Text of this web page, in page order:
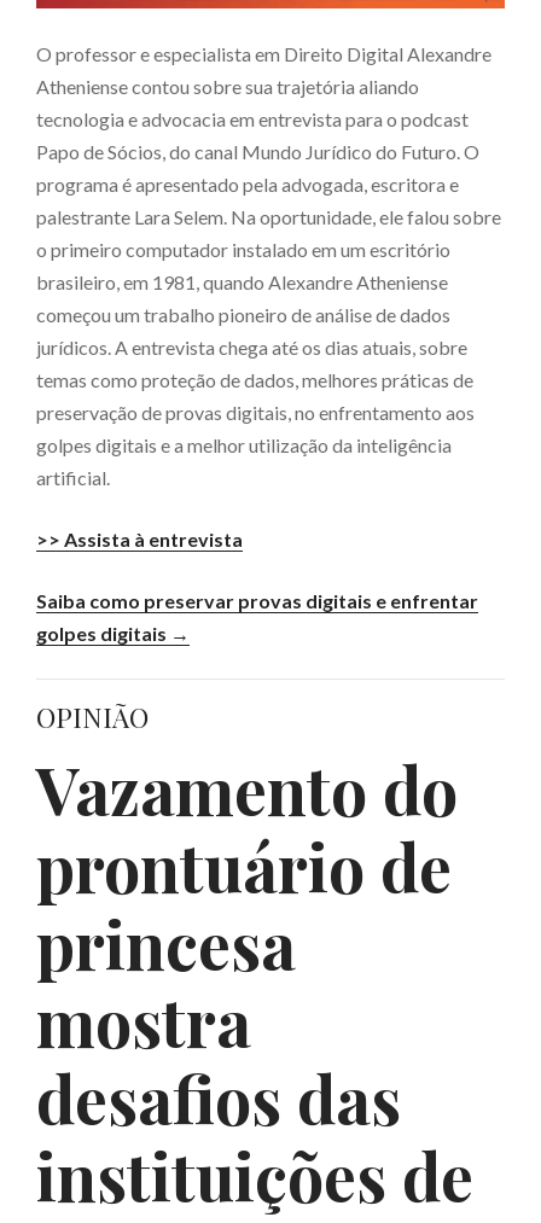
O professor e especialista em Direito Digital Alexandre
Atheniense contou sobre sua trajetória aliando
tecnologia e advocacia em entrevista para o podcast
Papo de Sócios, do canal Mundo Jurídico do Futuro. O
programa é apresentado pela advogada, escritora e
palestrante Lara Selem. Na oportunidade, ele falou sobre
o primeiro computador instalado em um escritório
brasileiro, em 1981, quando Alexandre Atheniense
começou um trabalho pioneiro de análise de dados
jurídicos. A entrevista chega até os dias atuais, sobre
temas como proteção de dados, melhores práticas de
preservação de provas digitais, no enfrentamento aos
golpes digitais e a melhor utilização da inteligência
artificial.
>> Assista à entrevista
Saiba como preservar provas digitais e enfrentar
golpes digitais →
OPINIÃO
Vazamento do
prontuário de
princesa
mostra
desafios das
instituições de